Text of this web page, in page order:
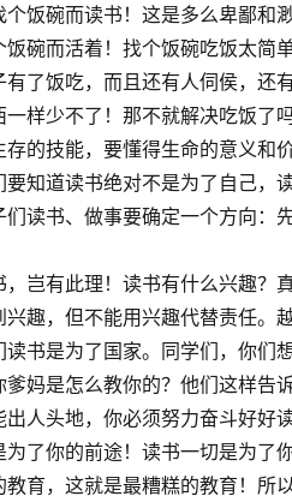
饭碗而读书！这是多么卑鄙和
碗而活着！找个饭碗吃饭太简
了饭吃，而且还有人伺侯，还
样少不了！那不就解决吃饭了
的技能，要懂得生命的意义和
知道读书绝对不是为了自己，
读书、做事要确定一个方向：
岂有此理！读书有什么兴趣？
趣，但不能用兴趣代替责任。
书是为了国家。同学们，你们
妈是怎么教你的？他们这样告
人头地，你必须努力奋斗好好
了你的前途！读书一切是为了
育，这就是最糟糕的教育！所